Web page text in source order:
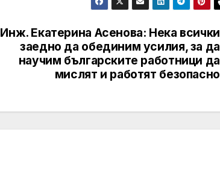
Инж. Екатерина Асенова: Нека всички
заедно да обединим усилия, за да
научим българските работници да
мислят и работят безопасно